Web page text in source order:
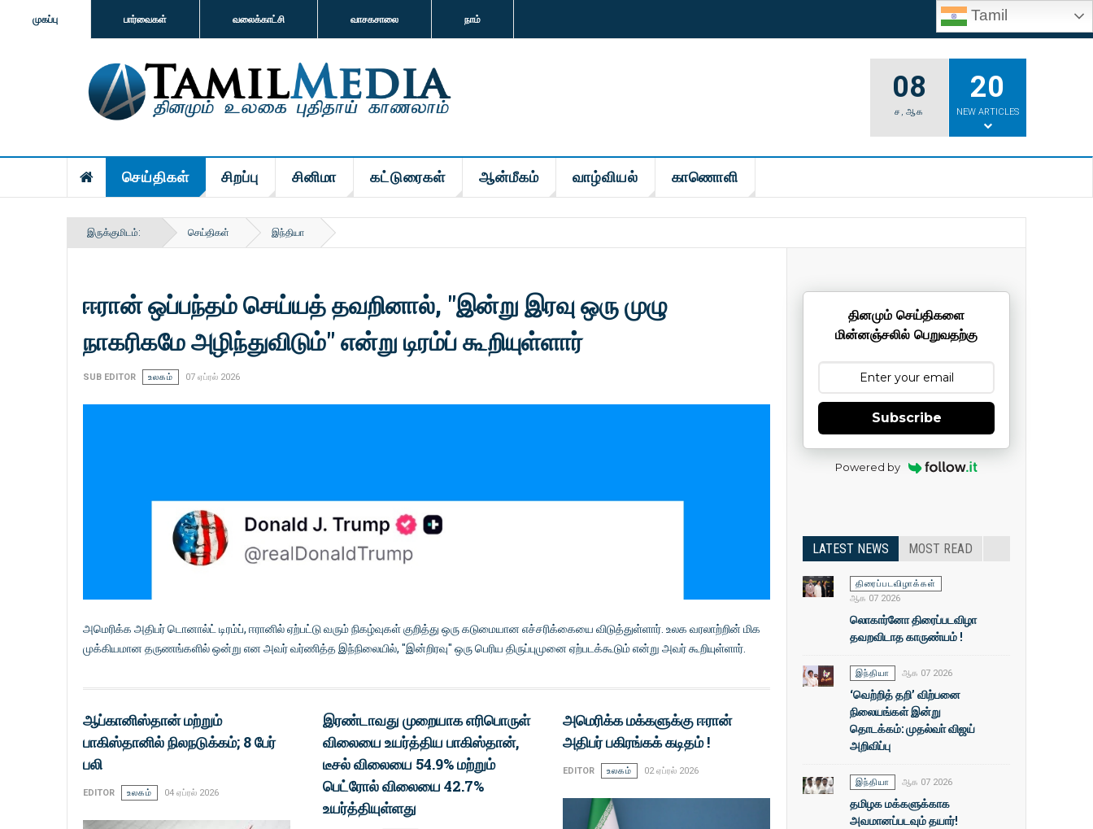
முகப்பு பார்வைகள் வலைக்காட்சி வாசகசாலை நாம் Tamil
08
ச , ஆக
20
NEW ARTICLES
செய்திகள் சிறப்பு சினிமா கட்டுரைகள் ஆன்மீகம் வாழ்வியல் காணொளி
இருக்குமிடம்: செய்திகள் இந்தியா
ஈரான் ஒப்பந்தம் செய்யத் தவறினால், "இன்று இரவு ஒரு முழு
நாகரிகமே அழிந்துவிடும்" என்று டிரம்ப் கூறியுள்ளார்
SUB EDITOR உலகம் 07 ஏப்ரல் 2026
அமெரிக்க அதிபர் டொனால்ட் டிரம்ப், ஈரானில் ஏற்பட்டு வரும் நிகழ்வுகள் குறித்து ஒரு கடுமையான எச்சரிக்கையை விடுத்துள்ளார். உலக வரலாற்றின் மிக
முக்கியமான தருணங்களில் ஒன்று என அவர் வர்ணித்த இந்நிலையில், "இன்றிரவு" ஒரு பெரிய திருப்புமுனை ஏற்படக்கூடும் என்று அவர் கூறியுள்ளார்.
ஆப்கானிஸ்தான் மற்றும்
பாகிஸ்தானில் நிலநடுக்கம்; 8 பேர்
பலி
EDITOR உலகம் 04 ஏப்ரல் 2026
இரண்டாவது முறையாக எரிபொருள்
விலையை உயர்த்திய பாகிஸ்தான்,
டீசல் விலையை 54.9% மற்றும்
பெட்ரோல் விலையை 42.7%
உயர்த்தியுள்ளது
அமெரிக்க மக்களுக்கு ஈரான்
அதிபர் பகிரங்கக் கடிதம் !
EDITOR உலகம் 02 ஏப்ரல் 2026
தினமும் செய்திகளை
மின்னஞ்சலில் பெறுவதற்கு
Subscribe
Powered by
LATEST NEWS MOST READ
திரைப்படவிழாக்கள்
ஆக 07 2026
லொகார்னோ திரைப்படவிழா
தவறவிடாத காருண்யம் !
இந்தியா ஆக 07 2026
‘வெற்றித் தறி’ விற்பனை
நிலையங்கள் இன்று
தொடக்கம்: முதல்வா் விஜய்
அறிவிப்பு
இந்தியா ஆக 07 2026
தமிழக மக்களுக்காக
அவமானப்படவும் தயார்!